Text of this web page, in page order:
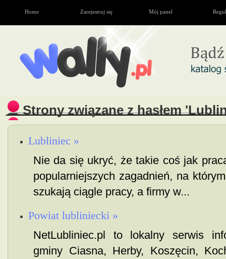
Home Zarejestruj się Mój panel
Strony związane z hasłem
Lubliniec »
Nie da się ukryć, że takie coś jak
popularniejszych zagadnień, na
szukają ciągle pracy, a firmy w...
Powiat lubliniecki »
NetLubliniec.pl to lokalny serwis
gminy Ciasna, Herby, Koszęcin,